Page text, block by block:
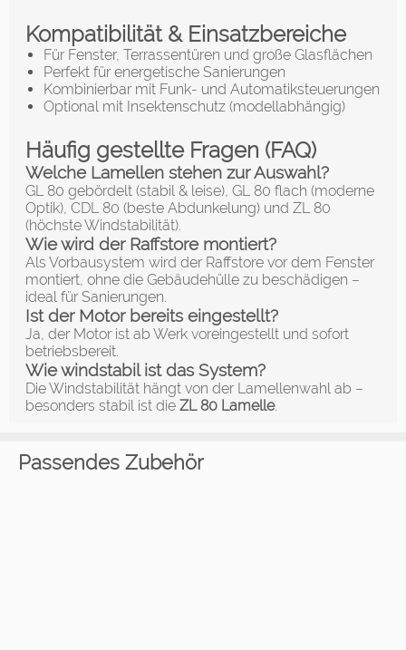
Kompatibilität & Einsatzbereiche
Für Fenster, Terrassentüren und große Glasflächen
Perfekt für energetische Sanierungen
Kombinierbar mit Funk- und Automatiksteuerungen
Optional mit Insektenschutz (modellabhängig)
Häufig gestellte Fragen (FAQ)
Welche Lamellen stehen zur Auswahl?
GL 80 gebördelt (stabil & leise), GL 80 flach (moderne
Optik), CDL 80 (beste Abdunkelung) und ZL 80
(höchste Windstabilität).
Wie wird der Raffstore montiert?
Als Vorbausystem wird der Raffstore vor dem Fenster
montiert, ohne die Gebäudehülle zu beschädigen –
ideal für Sanierungen.
Ist der Motor bereits eingestellt?
Ja, der Motor ist ab Werk voreingestellt und sofort
betriebsbereit.
Wie windstabil ist das System?
Die Windstabilität hängt von der Lamellenwahl ab –
besonders stabil ist die ZL 80 Lamelle.
Passendes Zubehör